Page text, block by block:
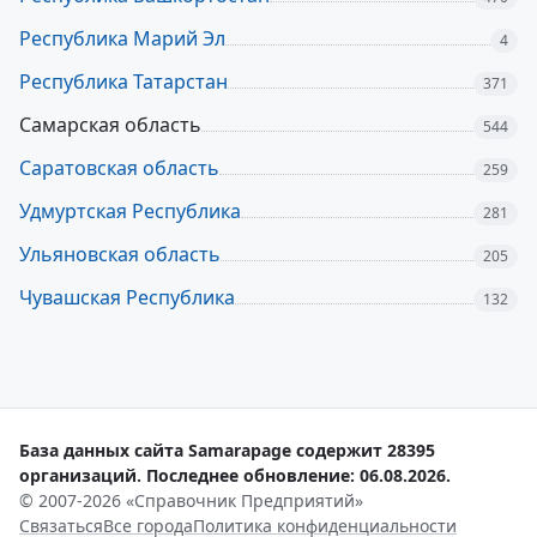
Республика Марий Эл 4
Республика Татарстан 371
Самарская область 544
Саратовская область 259
Удмуртская Республика 281
Ульяновская область 205
Чувашская Республика 132
База данных сайта Samarapage содержит 28395
организаций. Последнее обновление: 06.08.2026.
© 2007-2026 «Справочник Предприятий»
СвязатьсяВсе городаПолитика конфиденциальности